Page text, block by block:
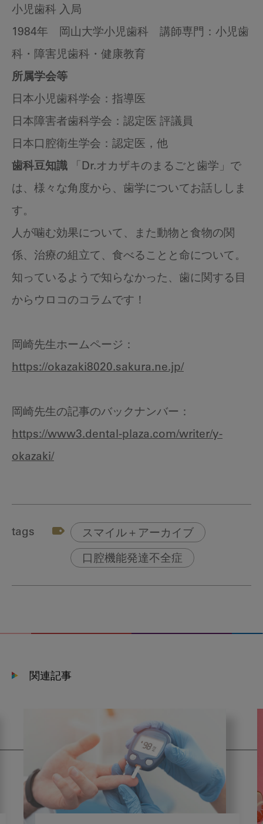
小児歯科 入局
1984年 岡山大学小児歯科 講師専門：小児歯
科・障害児歯科・健康教育
所属学会等
日本小児歯科学会：指導医
日本障害者歯科学会：認定医 評議員
日本口腔衛生学会：認定医，他
歯科豆知識 「Dr.オカザキのまるごと歯学」で
は、様々な角度から、歯学についてお話ししま
す。
人が噛む効果について、また動物と食物の関
係、治療の組立て、食べることと命について。
知っているようで知らなかった、歯に関する目
からウロコのコラムです！
岡崎先生ホームページ：
https://okazaki8020.sakura.ne.jp/
岡崎先生の記事のバックナンバー：
https://www3.dental-plaza.com/writer/y-
okazaki/
tags スマイル＋アーカイブ
口腔機能発達不全症
関連記事